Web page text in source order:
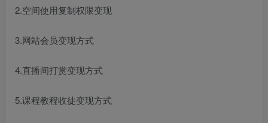
2.空间使用复制权限变现
3.网站会员变现方式
4.直播间打赏变现方式
5.课程教程收徒变现方式